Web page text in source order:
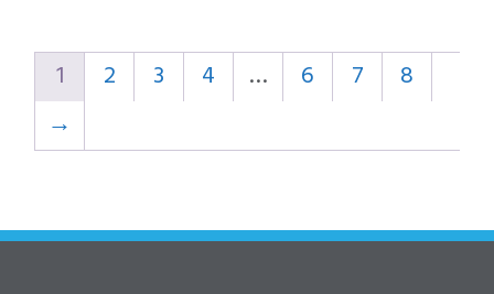
1 2 3 4 … 6 7
8
→